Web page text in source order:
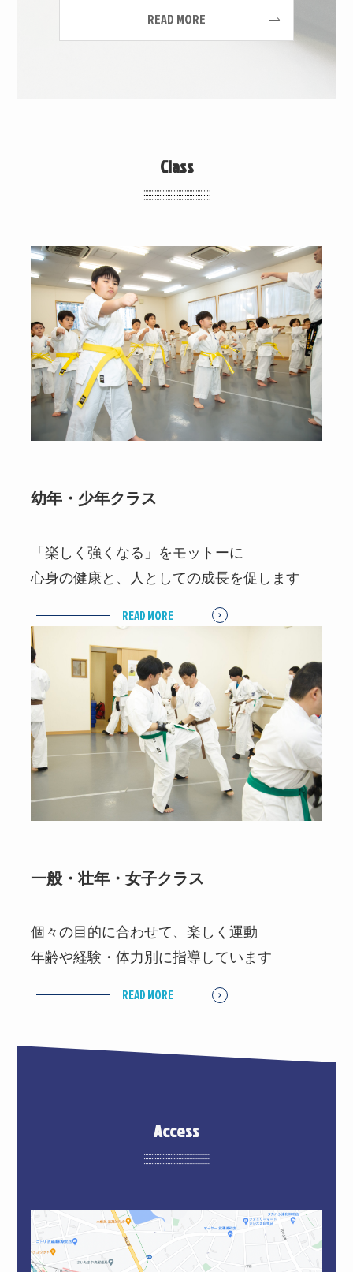
READ MORE
Class
幼年・少年クラス
「楽しく強くなる」をモットーに
心身の健康と、人としての成長を促します
READ MORE
一般・壮年・女子クラス
個々の目的に合わせて、楽しく運動
年齢や経験・体力別に指導しています
READ MORE
Access